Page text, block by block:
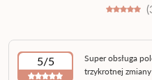
5/5
Super obsługa
trzykrotnej